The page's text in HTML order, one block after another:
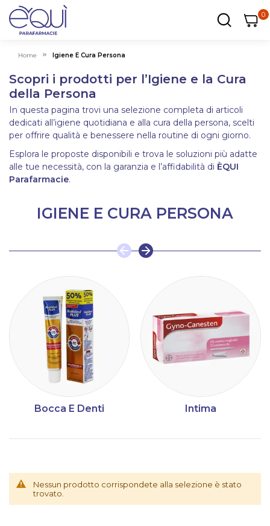
00
Home Igiene E Cura Persona
Scopri i prodotti per l’Igiene e la Cura
della Persona
In questa pagina trovi una selezione completa di articoli
dedicati all’igiene quotidiana e alla cura della persona, scelti
per offrire qualità e benessere nella routine di ogni giorno.
Esplora le proposte disponibili e trova le soluzioni più adatte
alle tue necessità, con la garanzia e l’affidabilità di ÈQUI
Parafarmacie.
IGIENE E CURA PERSONA
Bocca E Denti Intima
Nessun prodotto corrispondete alla selezione è stato
trovato.